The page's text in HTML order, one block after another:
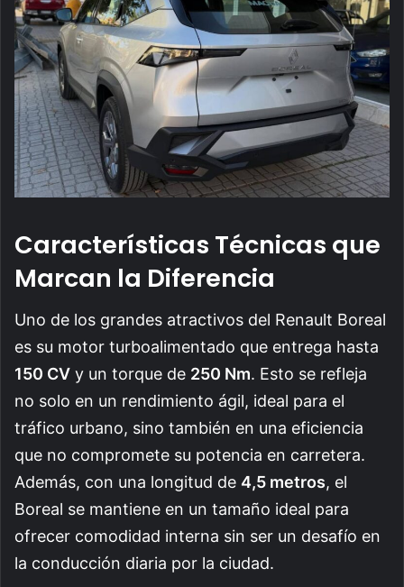
Características Técnicas que
Marcan la Diferencia
Uno de los grandes atractivos del Renault Boreal
es su motor turboalimentado que entrega hasta
150 CV y un torque de 250 Nm. Esto se refleja
no solo en un rendimiento ágil, ideal para el
tráfico urbano, sino también en una eficiencia
que no compromete su potencia en carretera.
Además, con una longitud de 4,5 metros, el
Boreal se mantiene en un tamaño ideal para
ofrecer comodidad interna sin ser un desafío en
la conducción diaria por la ciudad.